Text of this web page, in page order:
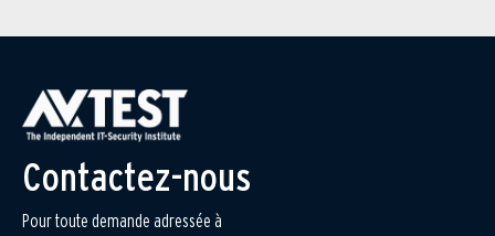
Contactez-nous
Pour toute demande adressée à